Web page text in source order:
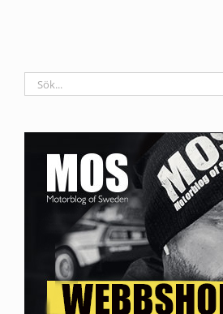
Sök
efter: